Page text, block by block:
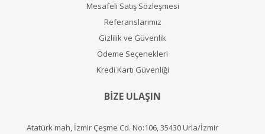
Mesafeli Satış Sözleşmesi
Referanslarımız
Gizlilik ve Güvenlik
Ödeme Seçenekleri
Kredi Kartı Güvenliği
BİZE ULAŞIN
Atatürk mah, İzmir Çeşme Cd. No:106, 35430 Urla/İzmir